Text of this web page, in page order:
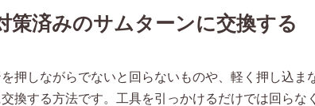
策済みのサムターンに交換する
押しながらでないと回らないものや、軽く押し込ま
換する方法です。工具を引っかけるだけでは回らな